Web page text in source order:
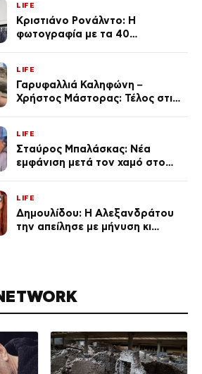
LIFE
Κριστιάνο Ρονάλντο: Η
φωτογραφία με τα 40
εκ. likes
LIFE
Γαρυφαλλιά Καληφώνη –
Χρήστος Μάστορας: Τέλος στις
LIFE
Σταύρος Μπαλάσκας: Νέα
εμφάνιση μετά τον χαμό στο
LIFE
Δημουλίδου: Η Αλεξανδράτου
την απείλησε με μήνυση κι